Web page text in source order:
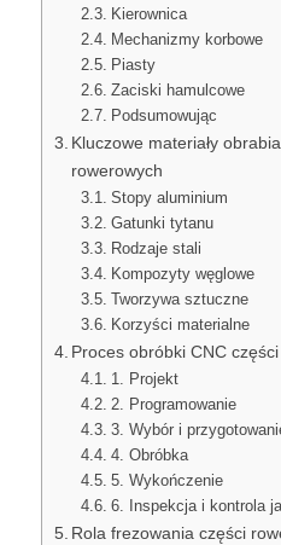
Kierownica
Mechanizmy korbowe
Piasty
Zaciski hamulcowe
Podsumowując
Kluczowe materiały
rowerowych
Stopy aluminium
Gatunki tytanu
Rodzaje stali
Kompozyty węglowe
Tworzywa sztuczne
Korzyści materialne
Proces obróbki CNC
1. Projekt
2. Programowanie
3. Wybór i
4. Obróbka
5. Wykończenie
6. Inspekcja i kontrola
Rola frezowania części